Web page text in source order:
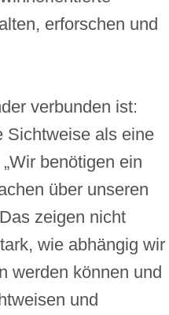
erforschen und
verbunden ist:
Sichtweise als eine
benötigen ein
über unseren
zeigen nicht
wie abhängig wir
werden können und
und